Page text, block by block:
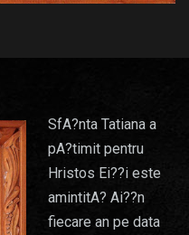
SfA?nta Tatiana a
pA?timit pentru
Hristos Ei??i este
amintitA? Ai??n
fiecare an pe data